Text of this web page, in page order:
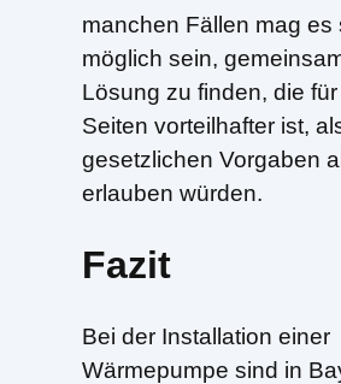
manchen Fällen mag es
möglich sein,
Lösung zu finden, die
Seiten vorteilhafter ist,
gesetzlichen Vorgaben
erlauben würden.
Fazit
Bei der Installation einer
Wärmepumpe sind in